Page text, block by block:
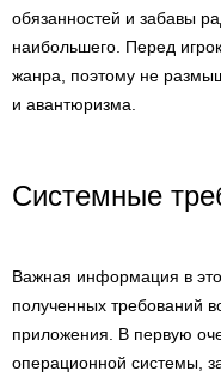
обязанностей и забавы
наибольшего. Перед
жанра, поэтому не
и авантюризма.
Системные
Важная информация в
полученных требований
приложения. В первую
операционной системы,